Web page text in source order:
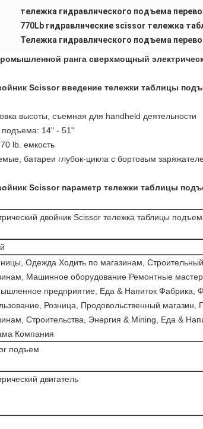
тележка гидравлического подъема
770Lb гидравлические scissor тележка
Тележка гидравлического подъема
ранга сверхмощный
Scissor введение тележки таблицы
высоты, съемная для handheld деятельности
подъема: 14" - 51"
lb. емкость
батареи глубок-цикла с бортовым
Scissor параметр тележки таблицы
двойник Scissor тележка таблицы
Одежда Ходить по магазинам,
Машинное оборудование Ремонтные
предприятие, Еда & Напиток Фабрика,
Розница, Продовольственный магазин,
Строительства, Энергия & Mining, Еда &
Компания
подъем
двигатель